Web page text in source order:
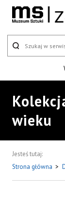
wieku
Jesteś tutaj:
Strona główna >